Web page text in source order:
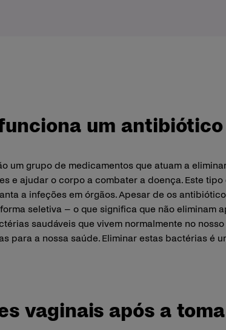
um antibiótico
um grupo de medicamentos que atuam a
e ajudar o corpo a combater a doença. Este
a infeções em órgãos. Apesar de os
seletiva – o que significa que não eliminam
saudáveis que vivem normalmente no
para a nossa saúde. Eliminar estas bactérias é
vaginais após a